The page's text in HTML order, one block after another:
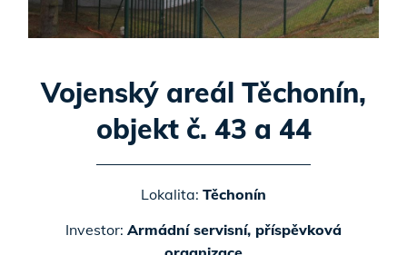
Vojenský areál Těchonín,
objekt č. 43 a 44
Lokalita: Těchonín
Investor: Armádní servisní, příspěvková